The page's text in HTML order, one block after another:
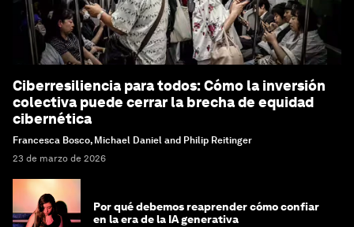
Ciberresiliencia para todos: Cómo la inversión
colectiva puede cerrar la brecha de equidad
cibernética
Francesca Bosco, Michael Daniel and Philip Reitinger
23 de marzo de 2026
Por qué debemos reaprender cómo confiar
en la era de la IA generativa